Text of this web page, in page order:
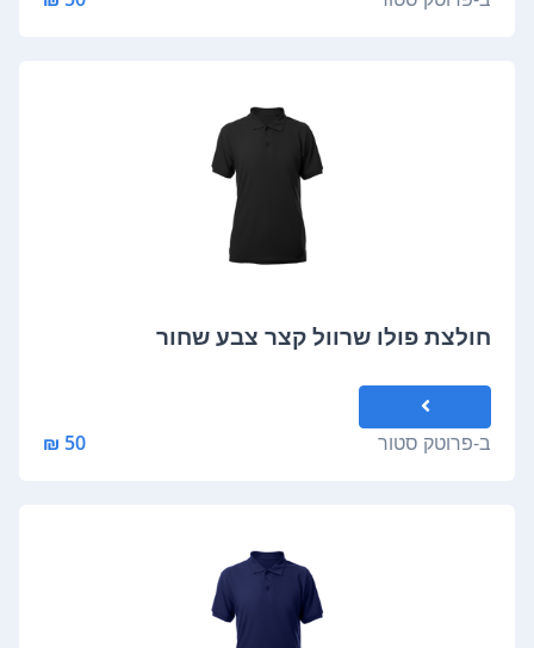
חולצת פולו שרוול קצר צבע שחור
ב-פרוטק סטור 50 ₪